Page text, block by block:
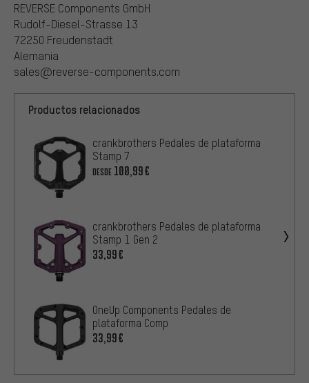
REVERSE Components GmbH
Rudolf-Diesel-Strasse 13
72250 Freudenstadt
Alemania
sales@reverse-components.com
Productos relacionados
crankbrothers Pedales de plataforma
Stamp 7
DESDE 100,99€
crankbrothers Pedales de plataforma
Stamp 1 Gen 2
33,99€
OneUp Components Pedales de
plataforma Comp
33,99€